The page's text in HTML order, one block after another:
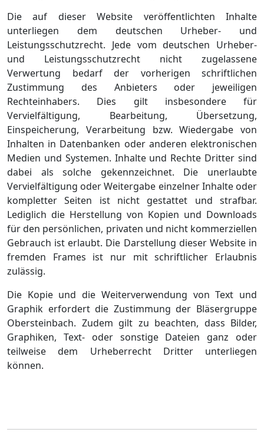
Die auf dieser Website veröffentlichten Inhalte
unterliegen dem deutschen Urheber- und
Leistungsschutzrecht. Jede vom deutschen Urheber-
und Leistungsschutzrecht nicht zugelassene
Verwertung bedarf der vorherigen schriftlichen
Zustimmung des Anbieters oder jeweiligen
Rechteinhabers. Dies gilt insbesondere für
Vervielfältigung, Bearbeitung, Übersetzung,
Einspeicherung, Verarbeitung bzw. Wiedergabe von
Inhalten in Datenbanken oder anderen elektronischen
Medien und Systemen. Inhalte und Rechte Dritter sind
dabei als solche gekennzeichnet. Die unerlaubte
Vervielfältigung oder Weitergabe einzelner Inhalte oder
kompletter Seiten ist nicht gestattet und strafbar.
Lediglich die Herstellung von Kopien und Downloads
für den persönlichen, privaten und nicht kommerziellen
Gebrauch ist erlaubt. Die Darstellung dieser Website in
fremden Frames ist nur mit schriftlicher Erlaubnis
zulässig.
Die Kopie und die Weiterverwendung von Text und
Graphik erfordert die Zustimmung der Bläsergruppe
Obersteinbach. Zudem gilt zu beachten, dass Bilder,
Graphiken, Text- oder sonstige Dateien ganz oder
teilweise dem Urheberrecht Dritter unterliegen
können.